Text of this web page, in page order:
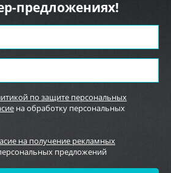
предложениях!
по защите персональных
на обработку персональных
на получение рекламных
предложений